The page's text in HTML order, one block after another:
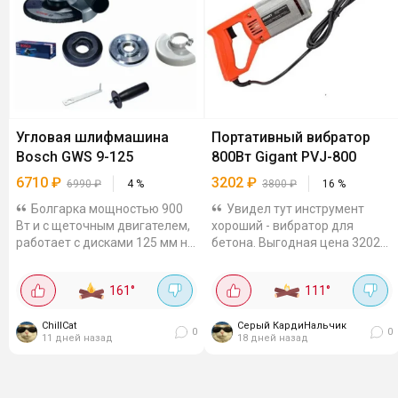
Угловая шлифмашина
Bosch GWS 9-125
6710 ₽ 6990₽ 4%
Болгарка мощностью 900
Вт и с щеточным двигателем,
работает с дисками 125 мм на
Рукоятка ставится слева или
справа, есть защитный
кожух,...
161°
ChillCat
11 дней назад
0
Портативный вибратор
800Вт Gigant PVJ-800
3202 ₽ 3800₽ 16 %
Увидел тут инструмент
хороший - вибратор для
бетона. Выгодная цена 3202₽.
13000 виб/мин - бетон
уплотняет хорошо, пузыри
выгоняет. Гибкий вал 1 м - в...
111°
Серый КардиНальчик
18 дней назад
0